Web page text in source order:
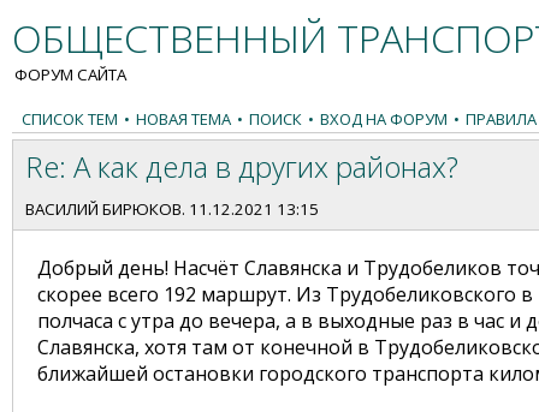
ОБЩЕСТВЕННЫЙ
ФОРУМ САЙТА
СПИСОК ТЕМ • НОВАЯ ТЕМА • ПОИСК • ВХОД НА ФОРУМ •
Re: А как дела в других районах?
ВАСИЛИЙ БИРЮКОВ. 11.12.2021 13:15
Добрый день! Насчёт Славянска и Трудобеликов
скорее всего 192 маршрут. Из
полчаса с утра до вечера, а в выходные раз в час
Славянска, хотя там от конечной в
ближайшей остановки городского транспорта